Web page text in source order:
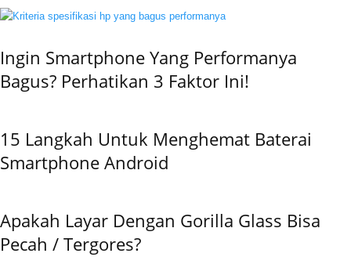
Ingin Smartphone Yang Performanya
Bagus? Perhatikan 3 Faktor Ini!
15 Langkah Untuk Menghemat Baterai
Smartphone Android
Apakah Layar Dengan Gorilla Glass Bisa
Pecah / Tergores?